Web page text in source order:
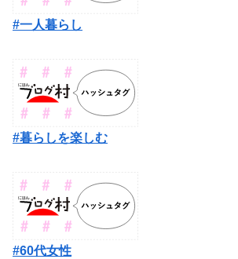
#一人暮らし
#暮らしを楽しむ
#60代女性